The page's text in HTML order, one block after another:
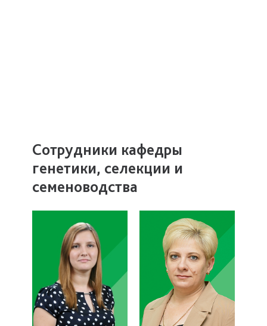
Сотрудники кафедры
генетики, селекции и
семеноводства